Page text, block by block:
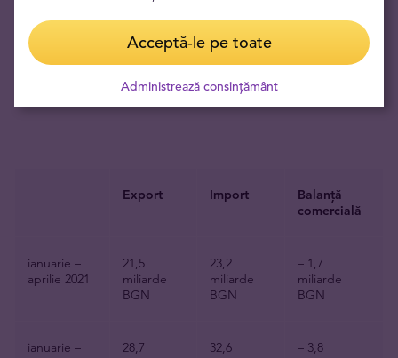
semnificativ mai mică decât importurile, iar deficitul
comercial a
crescut de două ori și jumătate.
: Exportul, importul și soldul Bulgariei
Export Import
Balanță
comercială
ianuarie –
aprilie 2021
21,5
miliarde
BGN
23,2
miliarde
BGN
– 1,7
miliarde
BGN
ianuarie –
28,7
32,6
– 3,8
Acceptă-le pe toate
Administrează consințământ